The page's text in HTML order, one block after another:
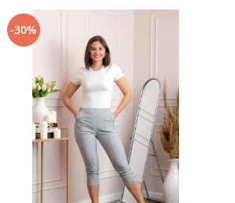
-30%